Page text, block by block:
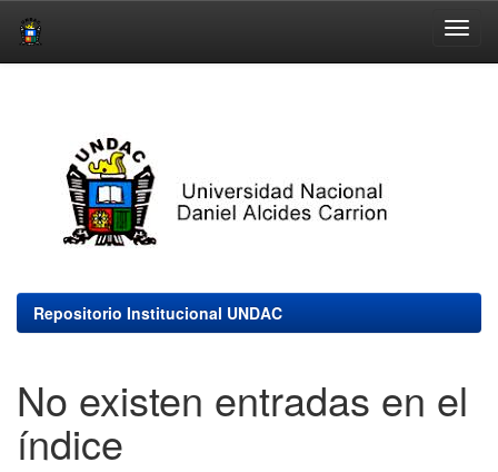
Repositorio Institucional UNDAC
No existen entradas en el
índice